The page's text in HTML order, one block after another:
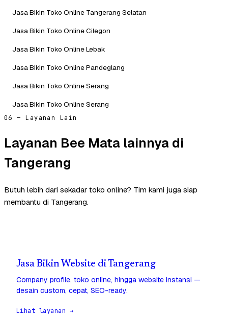
Jasa Bikin Toko Online Tangerang Selatan
Jasa Bikin Toko Online Cilegon
Jasa Bikin Toko Online Lebak
Jasa Bikin Toko Online Pandeglang
Jasa Bikin Toko Online Serang
Jasa Bikin Toko Online Serang
06 — Layanan Lain
Layanan Bee Mata lainnya di
Tangerang
Butuh lebih dari sekadar toko online? Tim kami juga siap
membantu di Tangerang.
Jasa Bikin Website di Tangerang
Company profile, toko online, hingga website instansi —
desain custom, cepat, SEO-ready.
Lihat layanan →